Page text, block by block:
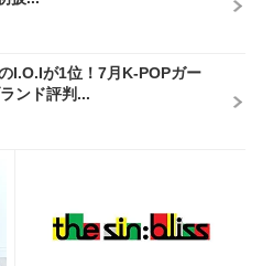
I.O.Iが1位！7月K-POPガー
ンド評判...